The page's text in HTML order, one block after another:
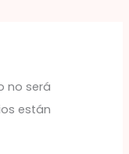
no será
están